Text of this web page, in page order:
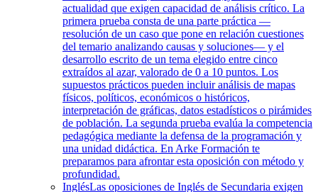
actualidad que exigen capacidad de análisis crítico. La
primera prueba consta de una parte práctica —
resolución de un caso que pone en relación cuestiones
del temario analizando causas y soluciones— y el
desarrollo escrito de un tema elegido entre cinco
extraídos al azar, valorado de 0 a 10 puntos. Los
supuestos prácticos pueden incluir análisis de mapas
físicos, políticos, económicos o históricos,
interpretación de gráficas, datos estadísticos o pirámides
de población. La segunda prueba evalúa la competencia
pedagógica mediante la defensa de la programación y
una unidad didáctica. En Arke Formación te
preparamos para afrontar esta oposición con método y
profundidad.
InglésLas oposiciones de Inglés de Secundaria exigen